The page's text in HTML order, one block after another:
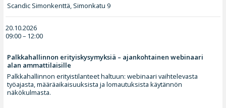
Scandic Simonkenttä, Simonkatu 9
20.10.2026
09:00 – 12:00
Palkkahallinnon erityiskysymyksiä – ajankohtainen webinaari
alan ammattilaisille
Palkkahallinnon erityistilanteet haltuun: webinaari vaihtelevasta
työajasta, määräaikaisuuksista ja lomautuksista käytännön
näkökulmasta.